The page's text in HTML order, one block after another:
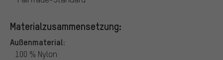
Materialzusammensetzung:
Außenmaterial:
100 % Nylon